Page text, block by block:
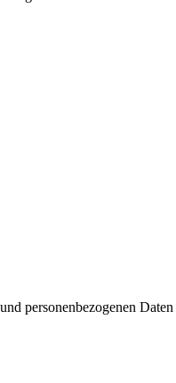
personenbezogenen Daten